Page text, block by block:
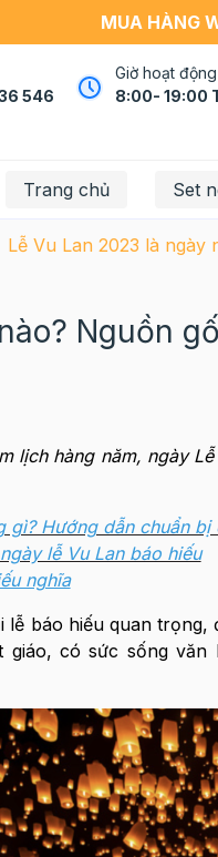
MUA HÀNG
546
Giờ hoạt động
8:00- 19:00
Trang chủ Set
Lễ Vu Lan 2023 là ngày
Nguồn
lịch hàng năm, ngày
gì? Hướng dẫn chuẩn bị
lễ Vu Lan báo hiếu
nghĩa
lễ báo hiếu quan
có sức sống